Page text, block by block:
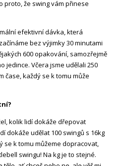
proto, že swing vám přinese
efektivní dávka, která
bez výjimky 30 minutami
600 opakování, samozřejmě
jedince. Včera jsme udělali 250
čase, každý se k tomu může
kolik lidí dokáže dřepovat
dokáže udělat 100 swingů s 16kg
se k tomu můžeme dopracovat,
swingu! Na kg je to stejné.